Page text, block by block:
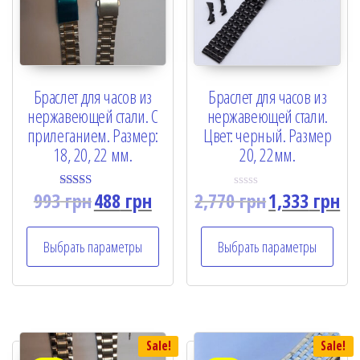
Браслет для часов из
нержавеющей стали. С
прилеганием. Размер:
18, 20, 22 мм.
Rated
5.00
993грн488грн
Выбрать параметры
Браслет для часов из
нержавеющей стали.
Цвет: черный. Размер
20, 22мм.
R
d
0
o
u
5
2,770грн1,333 грн
Выбрать параметры
Sale! Sale!